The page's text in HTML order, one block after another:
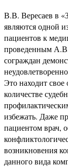
В.В. Вересаев в
являются одной
пациентов к
проведенным
сограждан
Это находит
количестве
избежать. Даже
пациентом врач,
возникновения
данного вида